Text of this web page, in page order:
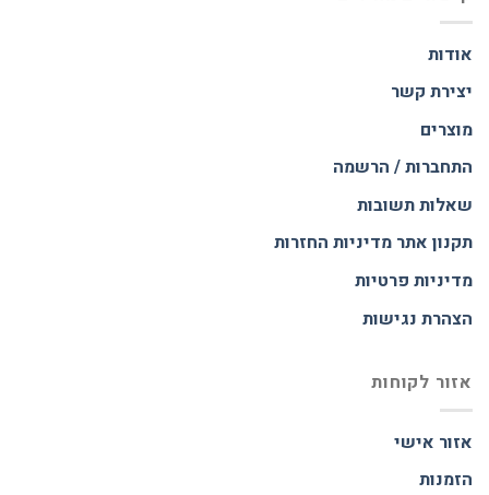
אודות
יצירת קשר
מוצרים
התחברות / הרשמה
שאלות תשובות
תקנון אתרמדיניות החזרות
מדיניות פרטיות
הצהרת נגישות
אזור לקוחות
אזור אישי
הזמנות